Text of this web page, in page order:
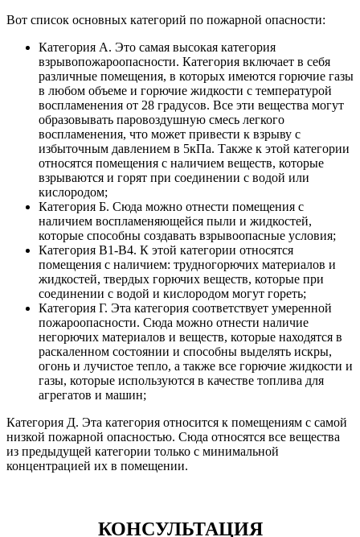
Вот список основных категорий по пожарной опасности:
Категория А. Это самая высокая категория
взрывопожароопасности. Категория включает в себя
различные помещения, в которых имеются горючие газы
в любом объеме и горючие жидкости с температурой
воспламенения от 28 градусов. Все эти вещества могут
образовывать паровоздушную смесь легкого
воспламенения, что может привести к взрыву с
избыточным давлением в 5кПа. Также к этой категории
относятся помещения с наличием веществ, которые
взрываются и горят при соединении с водой или
кислородом;
Категория Б. Сюда можно отнести помещения с
наличием воспламеняющейся пыли и жидкостей,
которые способны создавать взрывоопасные условия;
Категория В1-В4. К этой категории относятся
помещения с наличием: трудногорючих материалов и
жидкостей, твердых горючих веществ, которые при
соединении с водой и кислородом могут гореть;
Категория Г. Эта категория соответствует умеренной
пожароопасности. Сюда можно отнести наличие
негорючих материалов и веществ, которые находятся в
раскаленном состоянии и способны выделять искры,
огонь и лучистое тепло, а также все горючие жидкости и
газы, которые используются в качестве топлива для
агрегатов и машин;
Категория Д. Эта категория относится к помещениям с самой
низкой пожарной опасностью. Сюда относятся все вещества
из предыдущей категории только с минимальной
концентрацией их в помещении.
КОНСУЛЬТАЦИЯ